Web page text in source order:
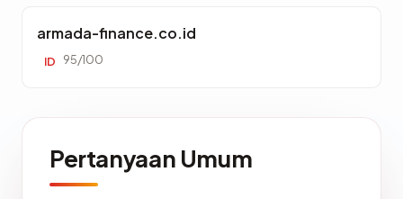
armada-finance.co.id
ID 95/100
Pertanyaan Umum